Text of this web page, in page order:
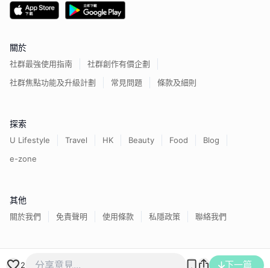
2 下一篇
關於
社群最強使用指南
社群創作有價企劃
社群焦點功能及升級計劃
常見問題 條款及細則
探索
U Lifestyle Travel HK Beauty Food
Blog
e-zone
其他
關於我們 免責聲明 使用條款 私隱政策 聯絡我們
香港經濟日報版權所有©